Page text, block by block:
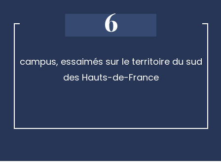
6
campus, essaimés sur le territoire du sud
des Hauts-de-France